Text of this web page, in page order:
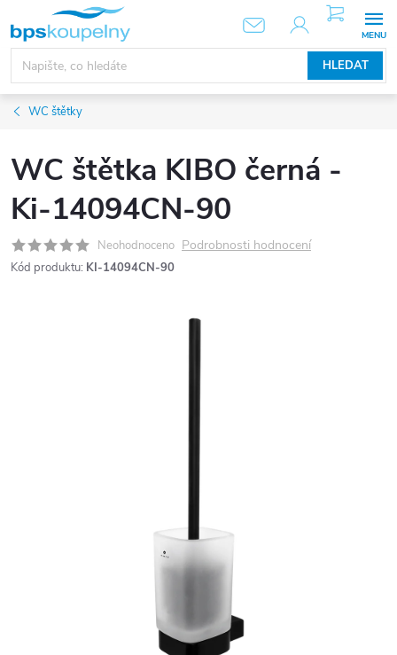
obsah
HLEDAT
NÁKUPNÍ
KOŠÍK
WC štětky
WC štětka KIBO černá -
Ki-14094CN-90
Neohodnoceno Podrobnosti hodnocení
Kód produktu: KI-14094CN-90